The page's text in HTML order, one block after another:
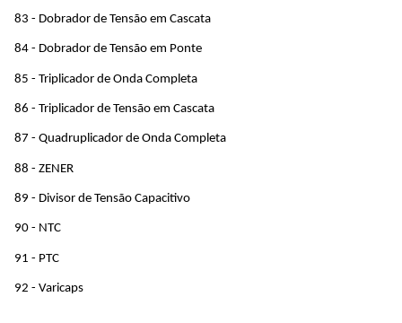
83 - Dobrador de Tensão em Cascata
84 - Dobrador de Tensão em Ponte
85 - Triplicador de Onda Completa
86 - Triplicador de Tensão em Cascata
87 - Quadruplicador de Onda Completa
88 - ZENER
89 - Divisor de Tensão Capacitivo
90 - NTC
91 - PTC
92 - Varicaps